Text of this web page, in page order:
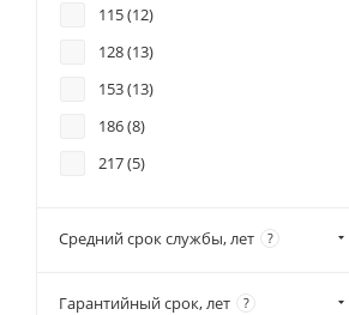
115 (12)
128 (13)
153 (13)
186 (8)
217 (5)
Средний срок службы, лет ?
Гарантийный срок, лет ?